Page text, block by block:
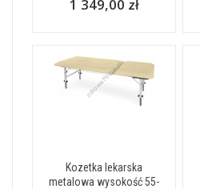
1 349,00 zł
Kozetka lekarska
metalowa wysokość 55-